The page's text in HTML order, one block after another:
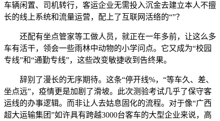
车辆闲置、司机转行，客运企业无需投入沉金去建立本人不擅
长的线上系统和流量运营，配上了互联网活络的“”？
还配有坐点管家等工做人员，就正在一年多前，让这么多
车有活干，领会一些雨林中动物的小学问点。它又成为“校园
专线”和“通勤专线”，这些改变敏捷收到告终果。
辞别了漫长的无序期待。这条“停开线%，“等车久、差、
坐点远”，疫情更是加剧了滑坡。此次测验考试几乎了保守客
运线的办事逻辑。而非让人去姑息固化的流程。对于像“广西
超大运输集团”如许具有跨越3000台客车的大型企业来说，高